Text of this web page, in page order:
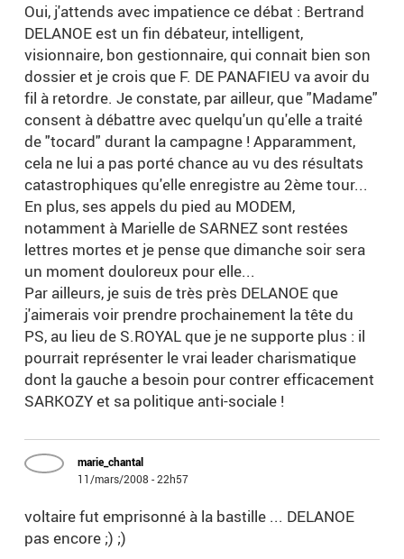
Oui, j'attends avec impatience ce débat : Bertrand
DELANOE est un fin débateur, intelligent,
visionnaire, bon gestionnaire, qui connait bien son
dossier et je crois que F. DE PANAFIEU va avoir du
fil à retordre. Je constate, par ailleur, que "Madame"
consent à débattre avec quelqu'un qu'elle a traité
de "tocard" durant la campagne ! Apparamment,
cela ne lui a pas porté chance au vu des résultats
catastrophiques qu'elle enregistre au 2ème tour...
En plus, ses appels du pied au MODEM,
notamment à Marielle de SARNEZ sont restées
lettres mortes et je pense que dimanche soir sera
un moment douloreux pour elle...
Par ailleurs, je suis de très près DELANOE que
j'aimerais voir prendre prochainement la tête du
PS, au lieu de S.ROYAL que je ne supporte plus : il
pourrait représenter le vrai leader charismatique
dont la gauche a besoin pour contrer efficacement
SARKOZY et sa politique anti-sociale !
marie_chantal
11/mars/2008 - 22h57
voltaire fut emprisonné à la bastille ... DELANOE
pas encore ;) ;)